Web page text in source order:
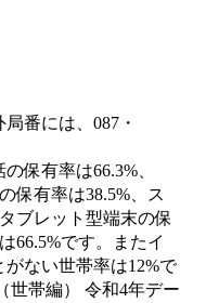
番には、087・
保有率は66.3%、
保有率は38.5%、ス
ブレット型端末の保
66.5%です。またイ
ない世帯率は12%で
世帯編） 令和4年デー